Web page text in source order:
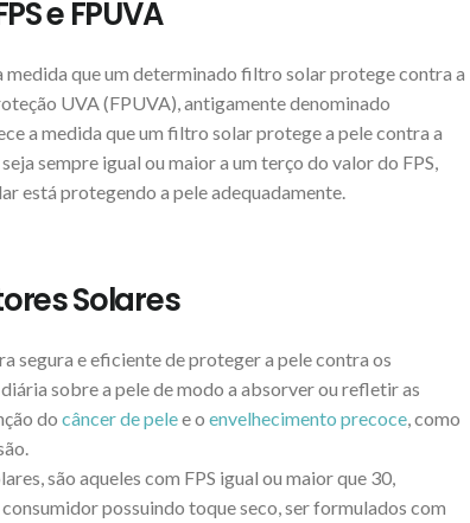
e FPUVA
medida que um determinado filtro solar protege contra a
UVA (FPUVA), antigamente denominado
a medida que um filtro solar protege a pele contra a
sempre igual ou maior a um terço do valor do FPS,
está protegendo a pele adequadamente.
Solares
segura e eficiente de proteger a pele contra os
sobre a pele de modo a absorver ou refletir as
do câncer de pelee o envelhecimento precoce, como
são aqueles com FPS igual ou maior que 30,
possuindo toque seco, ser formulados com